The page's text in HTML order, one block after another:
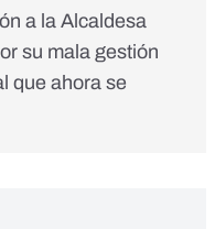
a la Alcaldesa
su mala gestión
que ahora se